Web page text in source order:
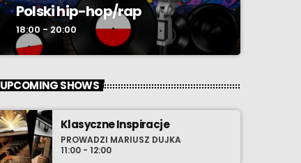
Polski hip-hop/rap
18:00 - 20:00
UPCOMING SHOWS
Klasyczne Inspiracje
PROWADZI MARIUSZ DUJKA
11:00 - 12:00